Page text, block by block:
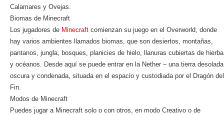
Calamares y Ovejas.
Biomas de Minecraft
Los jugadores de Minecraft comienzan su juego en el Overworld, donde
hay varios ambientes llamados biomas, que son desiertos, montañas,
pantanos, jungla, bosques, planicies de hielo, llanuras cubiertas de hierba
y océanos. Desde aquí se puede entrar en la Nether – una tierra
oscura y condenada, situada en el espacio y custodiada por el Dragón del
Fin.
Modos de Minecraft
Puedes jugar a Minecraft solo o con otros, en modo Creativo o de